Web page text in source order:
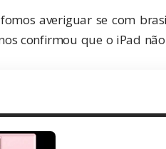
averiguar se com
confirmou que o iPad